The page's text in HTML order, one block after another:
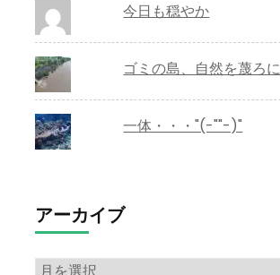
今日も穏やか
ゴミの島、自然を蔑ろ
一体・・・"(-""-)"
アーカイブ
ア